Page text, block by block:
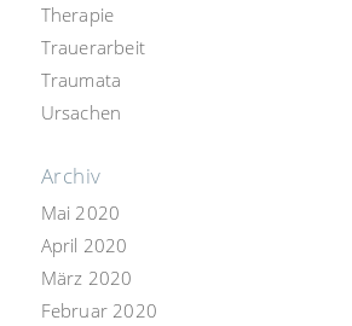
Therapie
Trauerarbeit
Traumata
Ursachen
Archiv
Mai 2020
April 2020
März 2020
Februar 2020